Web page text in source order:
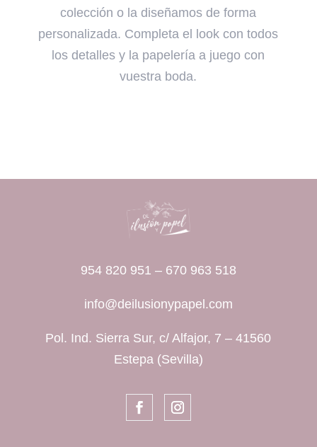
colección o la diseñamos de forma
personalizada. Completa el look con todos
los detalles y la papelería a juego con
vuestra boda.
954 820 951 – 670 963 518
info@deilusionypapel.com
Pol. Ind. Sierra Sur, c/ Alfajor, 7 – 41560
Estepa (Sevilla)